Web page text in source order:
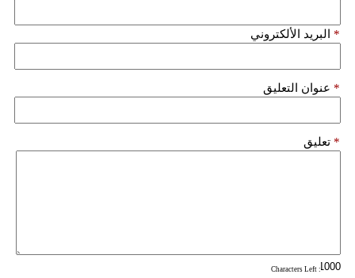
البريد الألكتروني *
عنوان التعليق *
تعليق *
: Characters Left